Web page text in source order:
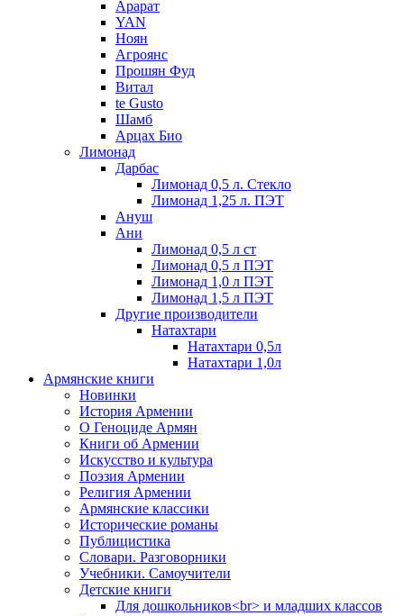
Арарат
YAN
Ноян
Агроянс
Прошян Фуд
Витал
te Gusto
Шамб
Арцах Био
Лимонад
Дарбас
Лимонад 0,5 л. Стекло
Лимонад 1,25 л. ПЭТ
Ануш
Ани
Лимонад 0,5 л ст
Лимонад 0,5 л ПЭТ
Лимонад 1,0 л ПЭТ
Лимонад 1,5 л ПЭТ
Другие производители
Натахтари
Натахтари 0,5л
Натахтари 1,0л
Армянские книги
Новинки
История Армении
О Геноциде Армян
Книги об Армении
Иcкусство и культура
Поэзия Армении
Религия Армении
Армянские классики
Исторические романы
Публицистика
Словари. Разговорники
Учебники. Самоучители
Детские книги
Для дошкольников<br> и младших классов